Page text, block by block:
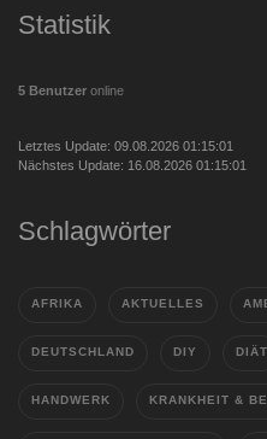
Statistik
5 Benutzer online
Letztes Update: 09.08.2026 01:15:01
Nächstes Update: 16.08.2026 01:15:01
Schlagwörter
AFRIKA AKTUELLES
DEUTSCHLAND DIY DIÄT
HANDWERK KRANKHEIT &